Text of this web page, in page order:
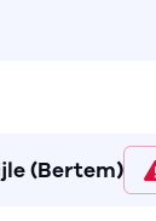
(Bertem)